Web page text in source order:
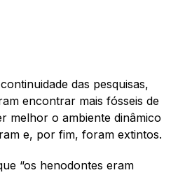
das pesquisas,
encontrar mais fósseis de
melhor o ambiente dinâmico
e, por fim, foram extintos.
“os henodontes eram